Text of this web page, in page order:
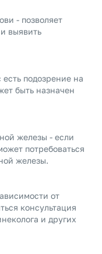
- позволяет
выявить
подозрение на
быть назначен
железы - если
потребоваться
железы.
от
консультация
и других